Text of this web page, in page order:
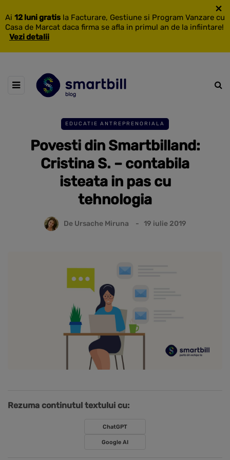
Ai 12 luni gratis la Facturare, Gestiune si Program Vanzare cu
Casa de Marcat daca firma se afla in primul an de la infiintare!
Vezi detalii
×
EDUCATIE ANTREPRENORIALA
Povesti din Smartbilland:
Cristina S. – contabila
isteata in pas cu
tehnologia
De Ursache Miruna 19 iulie 2019
Rezuma continutul textului cu:
ChatGPT
Google AI